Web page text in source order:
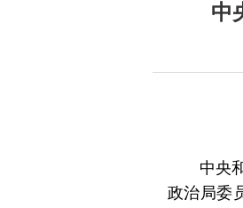
中
中央
政治局委